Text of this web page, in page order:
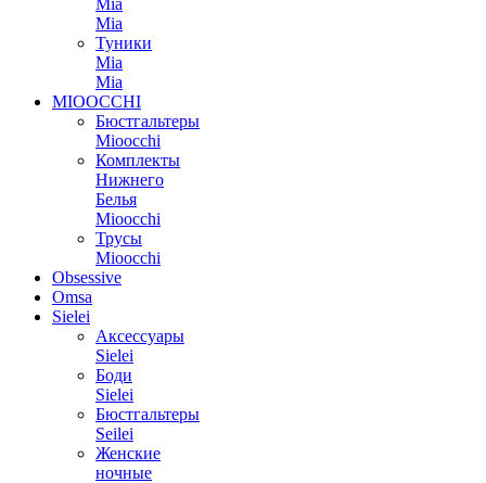
Mia
Туники
Mia
Mia
MIOOCCHI
Бюстгальтеры
Mioocchi
Комплекты
Нижнего
Белья
Mioocchi
Трусы
Mioocchi
Obsessive
Omsa
Sielei
Аксессуары
Sielei
Боди
Sielei
Бюстгальтеры
Seilei
Женские
ночные